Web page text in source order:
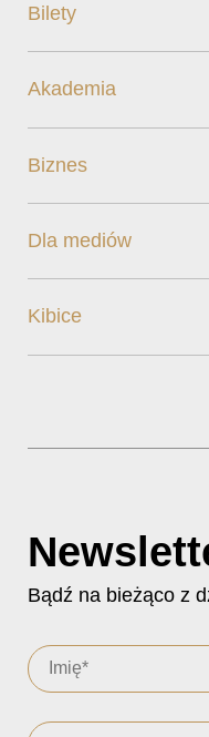
Bilety
Akademia
Biznes
Dla mediów
Kibice
Bądź na bieżąco z